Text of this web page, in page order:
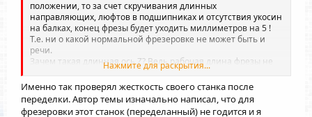
положении, то за счет скручивания длинных
направляющих, люфтов в подшипниках и отсутствия укосин
на балках, конец фрезы будет уходить миллиметров на 5 !
Т.е. ни о какой нормальной фрезеровке не может быть и
речи.
Зачем такая длинная ось Z? Ведь рабочая длина фрезы не
более 15-20 мм, т.е. при фрезеровании достаточно длины
оси Z 40-50 мм.
Вы не обижайтесь, похвальны попытки что-то придумать, но
и прислушиваться к более опытным коллегам надо. Вам
Нажмите для раскрытия...
Именно так проверял жесткость своего станка после
переделки. Автор темы изначально написал, что для
фрезеровки этот станок (переделанный) не годится и я